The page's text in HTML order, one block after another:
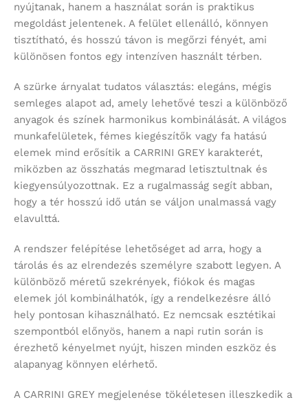
nyújtanak, hanem a használat során is praktikus
megoldást jelentenek. A felület ellenálló, könnyen
tisztítható, és hosszú távon is megőrzi fényét, ami
különösen fontos egy intenzíven használt térben.
A szürke árnyalat tudatos választás: elegáns, mégis
semleges alapot ad, amely lehetővé teszi a különböző
anyagok és színek harmonikus kombinálását. A világos
munkafelületek, fémes kiegészítők vagy fa hatású
elemek mind erősítik a CARRINI GREY karakterét,
miközben az összhatás megmarad letisztultnak és
kiegyensúlyozottnak. Ez a rugalmasság segít abban,
hogy a tér hosszú idő után se váljon unalmassá vagy
elavulttá.
A rendszer felépítése lehetőséget ad arra, hogy a
tárolás és az elrendezés személyre szabott legyen. A
különböző méretű szekrények, fiókok és magas
elemek jól kombinálhatók, így a rendelkezésre álló
hely pontosan kihasználható. Ez nemcsak esztétikai
szempontból előnyös, hanem a napi rutin során is
érezhető kényelmet nyújt, hiszen minden eszköz és
alapanyag könnyen elérhető.
A CARRINI GREY megjelenése tökéletesen illeszkedik a